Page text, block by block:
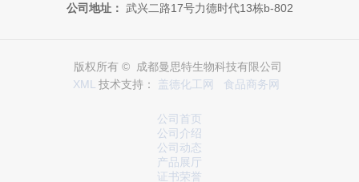
公司地址： 武兴二路17号力德时代13栋b-802
版权所有 © 成都曼思特生物科技有限公司
XML 技术支持： 盖德化工网 食品商务网
公司首页
公司介绍
公司动态
产品展厅
证书荣誉